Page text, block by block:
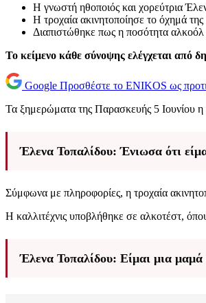
Η γνωστή ηθοποιός και χορεύτρια
Η τροχαία ακινητοποίησε το όχημά
Διαπιστώθηκε πως η ποσότητα
Το κείμενο κάθε σύνοψης ελέγχεται από
Google Προσθέστε το ENIKOS ως
Τα ξημερώματα της Παρασκευής 5 Ιουνίου
Έλενα Τοπαλίδου: Ένιωσα ότι
Σύμφωνα με πληροφορίες, η τροχαία
Η καλλιτέχνις υποβλήθηκε σε αλκοτέστ,
Έλενα Τοπαλίδου: Είμαι μια μαμά